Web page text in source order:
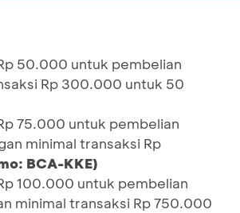
50.000 untuk pembelian
Rp 300.000 untuk 50
75.000 untuk pembelian
minimal transaksi Rp
BCA-KKE)
100.000 untuk pembelian
minimal transaksi Rp 750.000